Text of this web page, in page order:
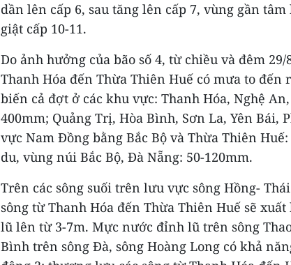
dần lên cấp 6, sau tăng lên cấp 7, vùng gần
giật cấp 10-11.
Do ảnh hưởng của bão số 4, từ chiều và đêm 29/
Thanh Hóa đến Thừa Thiên Huế có mưa to đến
biến cả đợt ở các khu vực: Thanh Hóa, Nghệ
400mm; Quảng Trị, Hòa Bình, Sơn La, Yên Bái,
vực Nam Đồng bằng Bắc Bộ và Thừa Thiên
du, vùng núi Bắc Bộ, Đà Nẵng: 50-120mm.
Trên các sông suối trên lưu vực sông Hồng-
sông từ Thanh Hóa đến Thừa Thiên Huế sẽ
lũ lên từ 3-7m. Mực nước đỉnh lũ trên sông
Bình trên sông Đà, sông Hoàng Long có khả